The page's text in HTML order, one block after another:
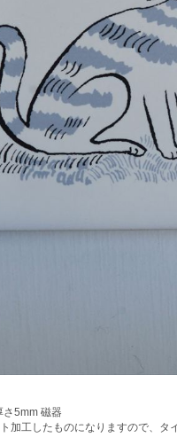
5mm 磁器
加工したものになりますので、